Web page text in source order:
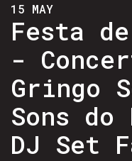
15 MAY
Festa
-
Gringo
Sons
DJ Set